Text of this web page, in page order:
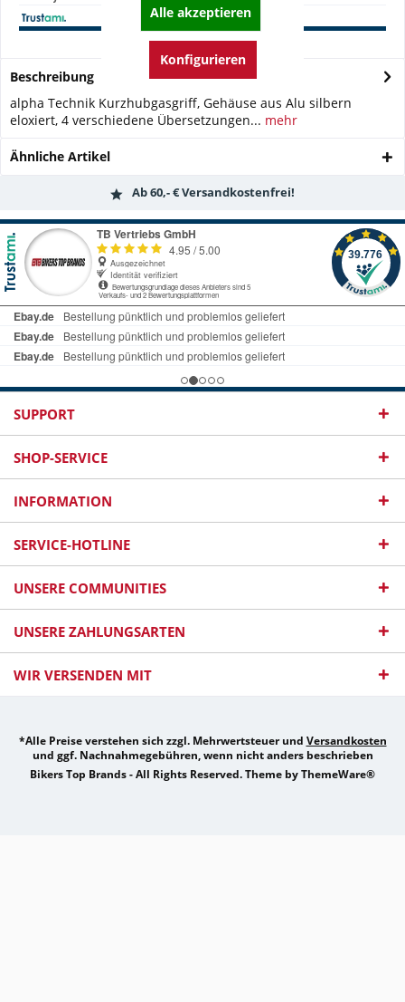
Beschreibung
alpha Technik Kurzhubgasgriff, Gehäuse aus Alu silbern
eloxiert, 4 verschiedene Übersetzungen... mehr
Ähnliche Artikel
Ab 60,- € Versandkostenfrei!
SUPPORT
SHOP-SERVICE
INFORMATION
SERVICE-HOTLINE
UNSERE COMMUNITIES
UNSERE ZAHLUNGSARTEN
WIR VERSENDEN MIT
*Alle Preise verstehen sich zzgl. Mehrwertsteuer und Versandkosten
und ggf. Nachnahmegebühren, wenn nicht anders beschrieben
Bikers Top Brands - All Rights Reserved. Theme byThemeWare®
Alle akzeptieren
Konfigurieren